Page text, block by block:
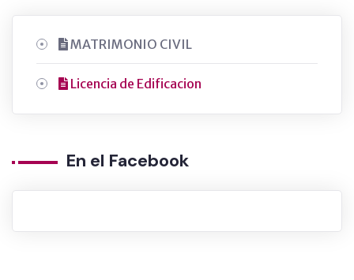
MATRIMONIO CIVIL
Licencia de Edificacion
En el Facebook